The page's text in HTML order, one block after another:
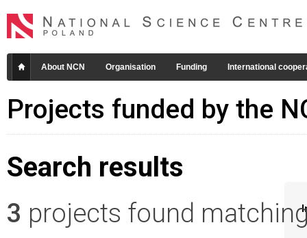
About NCN Organisation Funding International
Projects funded by the
Search results
3 projects found